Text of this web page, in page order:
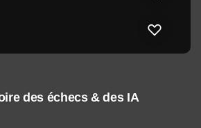
des échecs & des IA